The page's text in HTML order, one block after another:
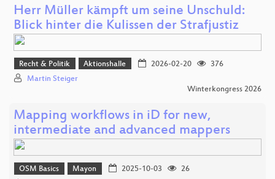
Herr Müller kämpft um seine Unschuld:
Blick hinter die Kulissen der Strafjustiz
Recht & Politik Aktionshalle 2026-02-20
376
Martin Steiger
Winterkongress 2026
Mapping workflows in iD for new,
intermediate and advanced mappers
OSM Basics Mayon 2025-10-03
26